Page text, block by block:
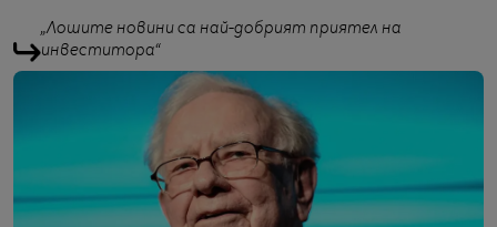
„Лошите новини са най-добрият приятел на
инвеститора“